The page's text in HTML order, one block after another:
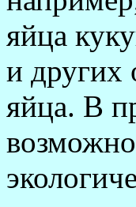
яйца
и других
яйца. В